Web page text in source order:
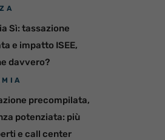
Sì: tassazione
e impatto ISEE,
davvero?
precompilata,
potenziata: più
e call center